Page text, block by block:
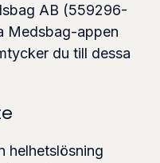
AB (559296-
Medsbag-appen
du till dessa
helhetslösning